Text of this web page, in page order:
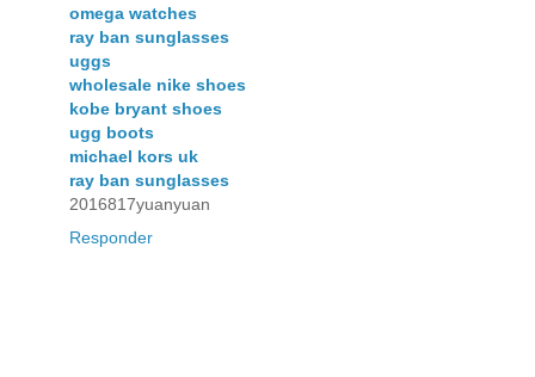
omega watches
ray ban sunglasses
uggs
wholesale nike shoes
kobe bryant shoes
ugg boots
michael kors uk
ray ban sunglasses
2016817yuanyuan
Responder